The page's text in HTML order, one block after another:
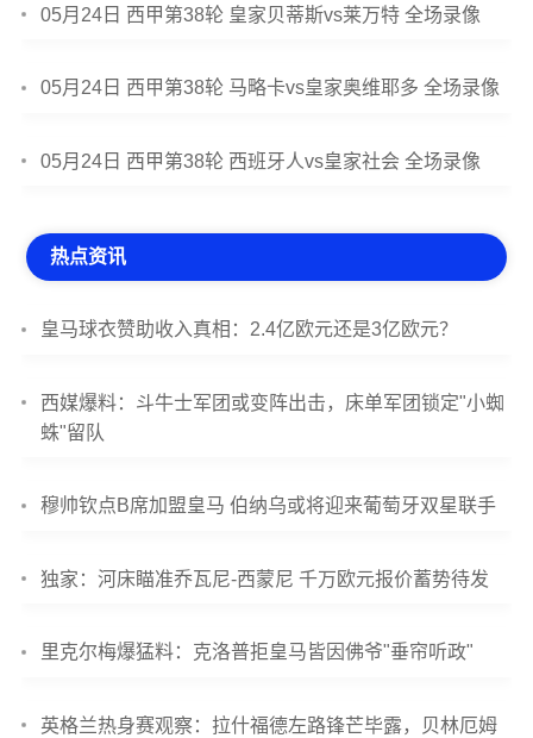
05月24日 西甲第38轮 皇家贝蒂斯vs莱万特 全场录像
05月24日 西甲第38轮 马略卡vs皇家奥维耶多 全场录像
05月24日 西甲第38轮 西班牙人vs皇家社会 全场录像
热点资讯
皇马球衣赞助收入真相：2.4亿欧元还是3亿欧元？
西媒爆料：斗牛士军团或变阵出击，床单军团锁定"小蜘
蛛"留队
穆帅钦点B席加盟皇马 伯纳乌或将迎来葡萄牙双星联手
独家：河床瞄准乔瓦尼-西蒙尼 千万欧元报价蓄势待发
里克尔梅爆猛料：克洛普拒皇马皆因佛爷"垂帘听政"
英格兰热身赛观察：拉什福德左路锋芒毕露，贝林厄姆